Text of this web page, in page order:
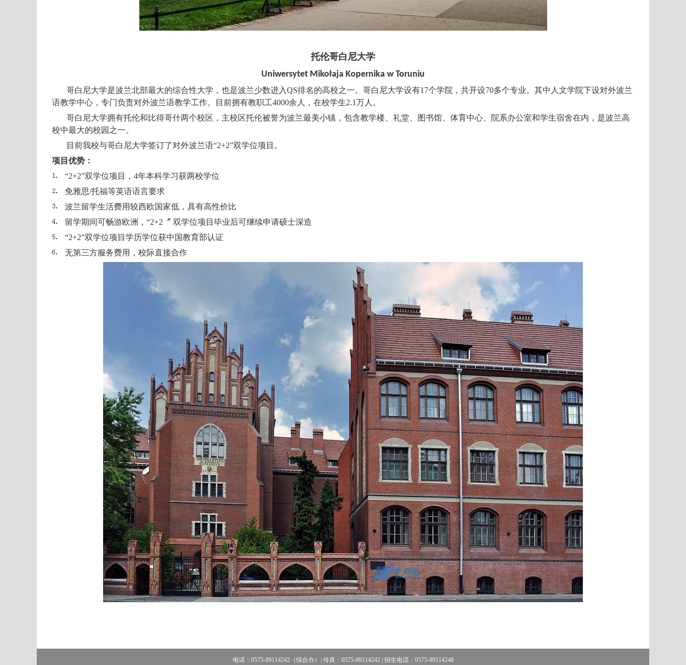
托伦哥白尼大学
Uniwersytet Mikołaja Kopernika w Toruniu
哥白尼大学是波兰北部最大的综合性大学，也是波兰少数进入QS排名的高校之一。哥白尼大学设有17个学院，共开设70多个专业。其中人文学院下设对外波兰
语教学中心，专门负责对外波兰语教学工作。目前拥有教职工4000余人，在校学生2.1万人。
哥白尼大学拥有托伦和比得哥什两个校区，主校区托伦被誉为波兰最美小镇，包含教学楼、礼堂、图书馆、体育中心、院系办公室和学生宿舍在内，是波兰高
校中最大的校园之一。
目前我校与哥白尼大学签订了对外波兰语“2+2”双学位项目。
项目优势：
“2+2”双学位项目，4年本科学习获两校学位
免雅思/托福等英语语言要求
波兰留学生活费用较西欧国家低，具有高性价比
留学期间可畅游欧洲，“2+2〞 双学位项目毕业后可继续申请硕士深造
“2+2”双学位项目学历学位获中国教育部认证
无第三方服务费用，校际直接合作
电话：0575-89114242（综合办）| 传真：0575-89114242 | 招生电话：0575-89114248